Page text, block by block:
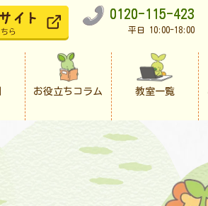
0120-115-423
平日 10:00-18:00
お役立ちコラム 教室一覧